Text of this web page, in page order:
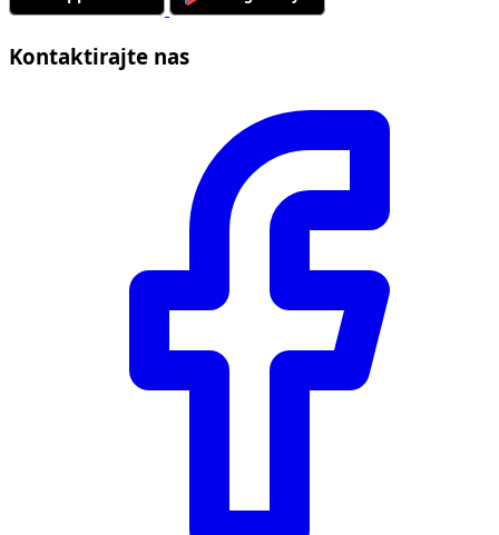
Kontaktirajte nas